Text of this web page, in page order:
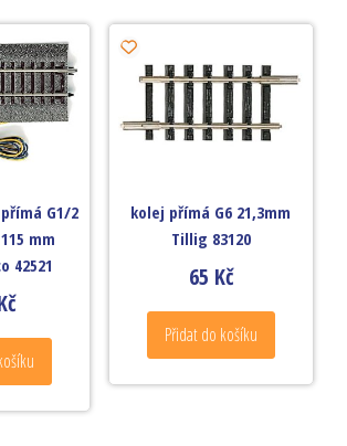
G1/2
mm
42521
kolej přímá G6 21,3mm
Tillig 83120
65 Kč
Přidat do košíku